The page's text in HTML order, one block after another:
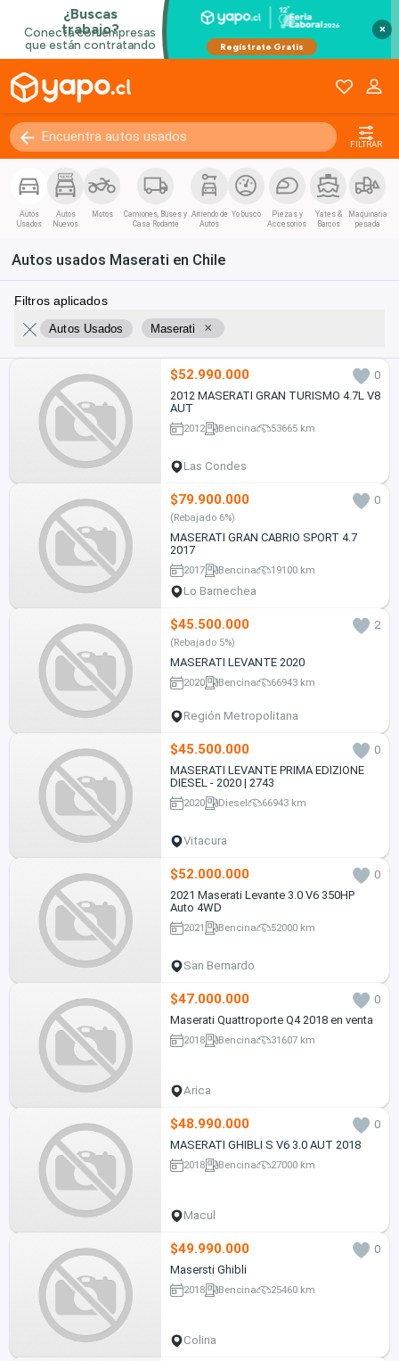
×
FILTRAR
Autos
Usados
Autos
Nuevos
Motos
Camiones, Buses y
Casa Rodante
Arriendo de
Autos
Yo busco
Piezas y
Accesorios
Yates &
Barcos
Maquinaria
pesada
Autos usados Maserati en Chile
Filtros aplicados
Autos Usados Maserati ×
$52.990.000
0
2012 MASERATI GRAN TURISMO 4.7L V8
AUT
2012 Bencina 53665 km
Las Condes
$79.900.000 0
(Rebajado 6%)
MASERATI GRAN CABRIO SPORT 4.7
2017
2017 Bencina 19100 km
Lo Barnechea
$45.500.000 2
(Rebajado 5%)
MASERATI LEVANTE 2020
2020 Bencina 66943 km
Región Metropolitana
$45.500.000
0
MASERATI LEVANTE PRIMA EDIZIONE
DIESEL - 2020 | 2743
2020 Diesel 66943 km
Vitacura
$52.000.000
0
2021 Maserati Levante 3.0 V6 350HP
Auto 4WD
2021 Bencina 52000 km
San Bernardo
$47.000.000
0
Maserati Quattroporte Q4 2018 en venta
2018 Bencina 31607 km
Arica
$48.990.000
0
MASERATI GHIBLI S V6 3.0 AUT 2018
2018 Bencina 27000 km
Macul
$49.990.000
0
Masersti Ghibli
2018 Bencina 25460 km
Colina